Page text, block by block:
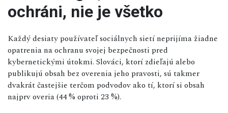
ochráni, nie je všetko
Každý desiaty používateľ sociálnych sietí neprijíma žiadne
opatrenia na ochranu svojej bezpečnosti pred
kybernetickými útokmi. Slováci, ktorí zdieľajú alebo
publikujú obsah bez overenia jeho pravosti, sú takmer
dvakrát častejšie terčom podvodov ako tí, ktorí si obsah
najprv overia (44 % oproti 23 %).